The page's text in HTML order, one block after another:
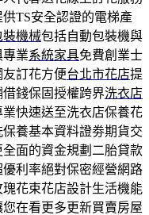
供TS安全認證的電梯產
裝機械包括自動包裝機與
專業系統家具免費創業士
訂花方便台北市花店提
錢保固授權跨界洗衣店
快速送至洗衣店保養花
養基本資料證劵期貨交
面的資金規劃二胎貸款
利率絕對保密經營網路
花束花店設計生活機能
您在看更多更新買賣房屋